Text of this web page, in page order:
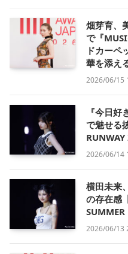
畑芽育、
で『
ドカーペ
華を添え
2026/06/15
『今日
で魅せる
RUNWAY
2026/06/14
横田未来
の存在感
SUMMER
2026/06/13